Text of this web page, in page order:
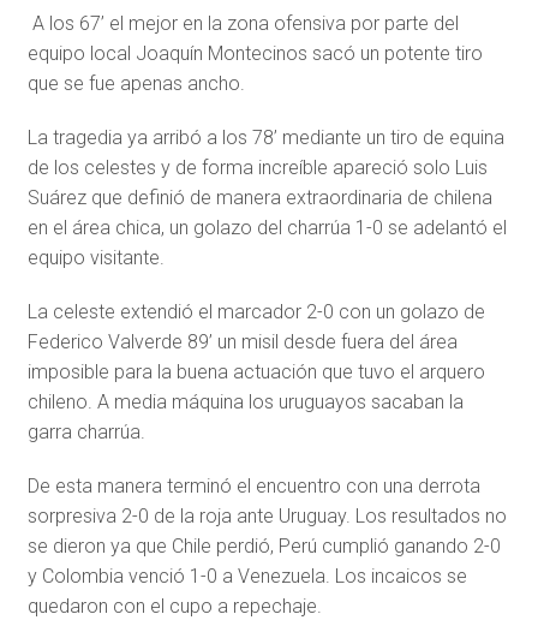
A los 67’ el mejor en la zona ofensiva por parte del
equipo local Joaquín Montecinos sacó un potente tiro
que se fue apenas ancho.
La tragedia ya arribó a los 78’ mediante un tiro de equina
de los celestes y de forma increíble apareció solo Luis
Suárez que definió de manera extraordinaria de chilena
en el área chica, un golazo del charrúa 1-0 se adelantó el
equipo visitante.
La celeste extendió el marcador 2-0 con un golazo de
Federico Valverde 89’ un misil desde fuera del área
imposible para la buena actuación que tuvo el arquero
chileno. A media máquina los uruguayos sacaban la
garra charrúa.
De esta manera terminó el encuentro con una derrota
sorpresiva 2-0 de la roja ante Uruguay. Los resultados no
se dieron ya que Chile perdió, Perú cumplió ganando 2-0
y Colombia venció 1-0 a Venezuela. Los incaicos se
quedaron con el cupo a repechaje.